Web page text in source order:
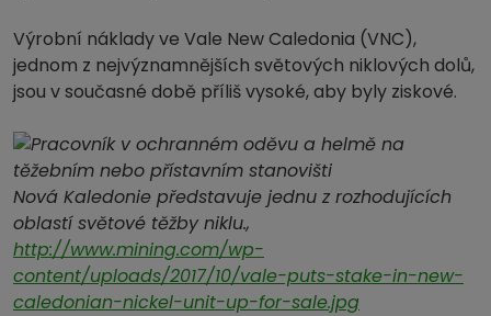
Výrobní náklady ve Vale New Caledonia (VNC),
jednom z nejvýznamnějších světových niklových dolů,
jsou v současné době příliš vysoké, aby byly ziskové.
Nová Kaledonie představuje jednu z rozhodujících
oblastí světové těžby niklu.,
http://www.mining.com/wp-
content/uploads/2017/10/vale-puts-stake-in-new-
caledonian-nickel-unit-up-for-sale.jpg